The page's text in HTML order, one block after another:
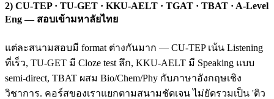
2) CU-TEP · TU-GET · KKU-AELT · TGAT · TBAT · A-Level
Eng — สอบเข้ามหาลัยไทย
แต่ละสนามสอบมี format ต่างกันมาก — CU-TEP เน้น Listening
ที่เร็ว, TU-GET มี Cloze test ลึก, KKU-AELT มี Speaking แบบ
semi-direct, TBAT ผสม Bio/Chem/Phy กับภาษาอังกฤษเชิง
วิชาการ. คอร์สของเราแยกตามสนามชัดเจน ไม่ยัดรวมเป็น 'ติว